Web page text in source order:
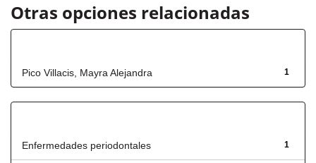
Otras opciones relacionadas
1
Pico Villacis, Mayra Alejandra
1
Enfermedades periodontales